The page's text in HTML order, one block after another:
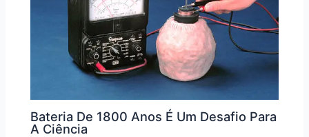
Bateria De 1800 Anos É Um Desafio Para
A Ciência